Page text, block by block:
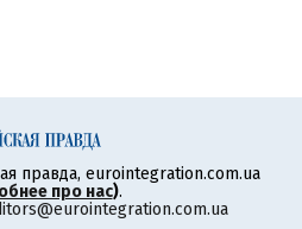
правда, eurointegration.com.ua
про нас).